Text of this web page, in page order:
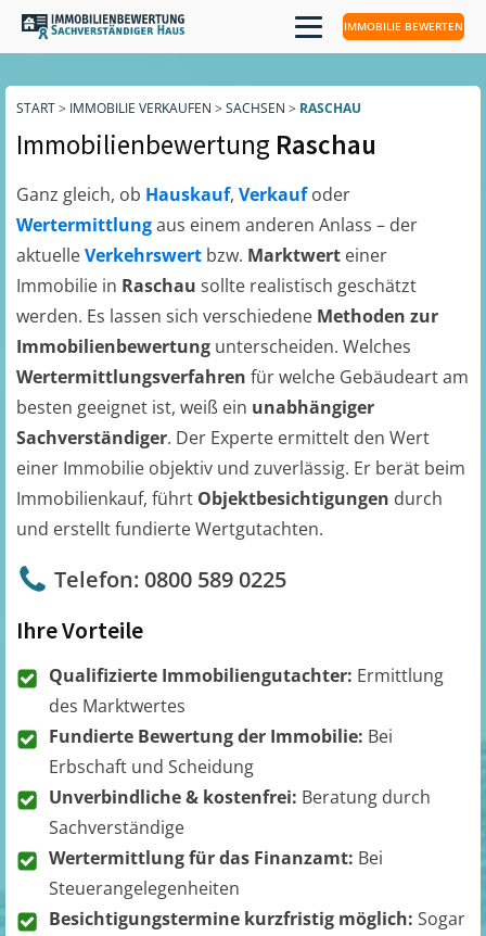
IMMOBILIE BEWERTEN
START> IMMOBILIE VERKAUFEN > SACHSEN > RASCHAU
Immobilienbewertung Raschau
Ganz gleich, ob Hauskauf, Verkaufoder
Wertermittlungaus einem anderen Anlass – der
aktuelleVerkehrswert bzw. Marktwert einer
Immobilie in Raschau sollte realistisch geschätzt
werden. Es lassen sich verschiedene Methoden zur
Immobilienbewertung unterscheiden. Welches
Wertermittlungsverfahren für welche Gebäudeart am
besten geeignet ist, weiß ein unabhängiger
Sachverständiger. Der Experte ermittelt den Wert
einer Immobilie objektiv und zuverlässig. Er berät beim
Immobilienkauf, führt Objektbesichtigungen durch
und erstellt fundierte Wertgutachten.
Telefon: 0800 589 0225
Ihre Vorteile
Qualifizierte Immobiliengutachter: Ermittlung
des Marktwertes
Fundierte Bewertung der Immobilie: Bei
Erbschaft und Scheidung
Unverbindliche & kostenfrei: Beratung durch
Sachverständige
Wertermittlung für das Finanzamt: Bei
Steuerangelegenheiten
Besichtigungstermine kurzfristig möglich: Sogar